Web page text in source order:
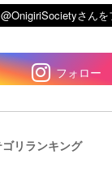
フォロー
ゴリランキング